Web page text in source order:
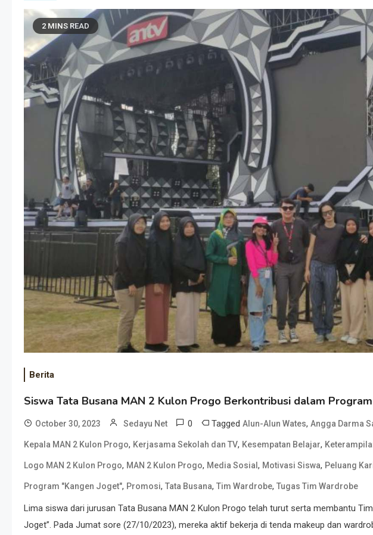
2 MINS READ
Berita
Siswa Tata Busana MAN 2 Kulon Progo Berkontribusi dalam Program
October 30, 2023 Sedayu Net 0 Tagged Alun-Alun Wates, Angga Darma
Kepala MAN 2 Kulon Progo, Kerjasama Sekolah dan TV, Kesempatan Belajar,
Logo MAN 2 Kulon Progo, MAN 2 Kulon Progo, Media Sosial , Motivasi Siswa, Peluang
Program "Kangen Joget", Promosi, Tata Busana, Tim Wardrobe, Tugas Tim Wardrobe
Lima siswa dari jurusan Tata Busana MAN 2 Kulon Progo telah turut serta membantu
Joget”. Pada Jumat sore (27/10/2023), mereka aktif bekerja di tenda makeup dan